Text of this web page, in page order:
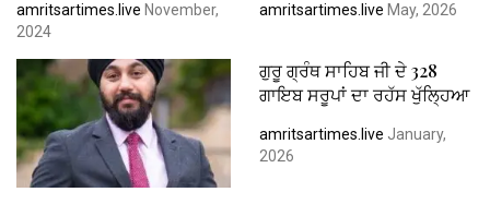
amritsartimes.live November,
2024
amritsartimes.live May, 2026
ਗੁਰੂ ਗ੍ਰੰਥ ਸਾਹਿਬ ਜੀ ਦੇ 328
ਗਾਇਬ ਸਰੂਪਾਂ ਦਾ ਰਹੱਸ ਖੁੱਲ੍ਹਿਆ
amritsartimes.live January,
2026